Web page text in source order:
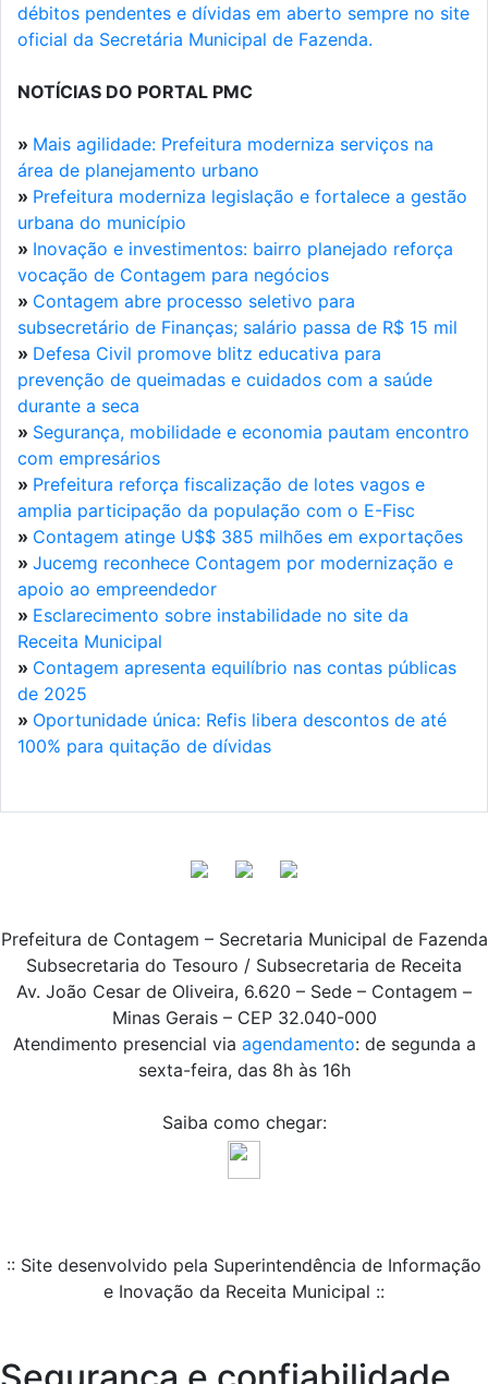
débitos pendentes e dívidas em aberto sempre no site
oficial da Secretária Municipal de Fazenda.
NOTÍCIAS DO PORTAL PMC
» Mais agilidade: Prefeitura moderniza serviços na
área de planejamento urbano
» Prefeitura moderniza legislação e fortalece a gestão
urbana do município
» Inovação e investimentos: bairro planejado reforça
vocação de Contagem para negócios
» Contagem abre processo seletivo para
subsecretário de Finanças; salário passa de R$ 15 mil
» Defesa Civil promove blitz educativa para
prevenção de queimadas e cuidados com a saúde
durante a seca
» Segurança, mobilidade e economia pautam encontro
com empresários
» Prefeitura reforça fiscalização de lotes vagos e
amplia participação da população com o E-Fisc
» Contagem atinge U$$ 385 milhões em exportações
» Jucemg reconhece Contagem por modernização e
apoio ao empreendedor
» Esclarecimento sobre instabilidade no site da
Receita Municipal
» Contagem apresenta equilíbrio nas contas públicas
de 2025
» Oportunidade única: Refis libera descontos de até
100% para quitação de dívidas
Prefeitura de Contagem – Secretaria Municipal de Fazenda
Subsecretaria do Tesouro / Subsecretaria de Receita
Av. João Cesar de Oliveira, 6.620 – Sede – Contagem –
Minas Gerais – CEP 32.040-000
Atendimento presencial via agendamento: de segunda a
sexta-feira, das 8h às 16h
Saiba como chegar:
:: Site desenvolvido pela Superintendência de Informação
e Inovação da Receita Municipal ::